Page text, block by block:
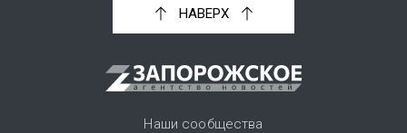
НАВЕРХ
Наши сообщества